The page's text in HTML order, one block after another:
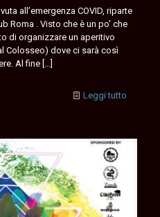
all’emergenza COVID, riparte
Roma . Visto che è un po’ che
di organizzare un aperitivo
Colosseo) dove ci sarà così
Al fine […]
Leggi tutto